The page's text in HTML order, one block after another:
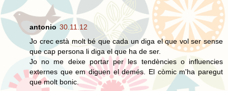
antonio 30.11.12
Jo crec està molt bé que cada un diga el que vol ser sense
que cap persona li diga el que ha de ser.
Jo no me deixe portar per les tendències o influencies
externes que em diguen el demés. El còmic m'ha paregut
que molt bonic.